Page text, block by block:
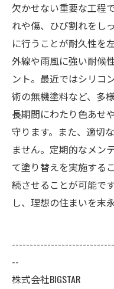
欠かせない重要な工程
れや傷、ひび割れをし
に行うことが耐久性を
外線や雨風に強い耐候
ント。最近ではシリコ
術の無機塗料など、多
長期間にわたり色あせ
守ります。また、適切
ません。定期的なメン
て塗り替えを実施する
続させることが可能で
し、理想の住まいを末
--
株式会社BIGSTAR